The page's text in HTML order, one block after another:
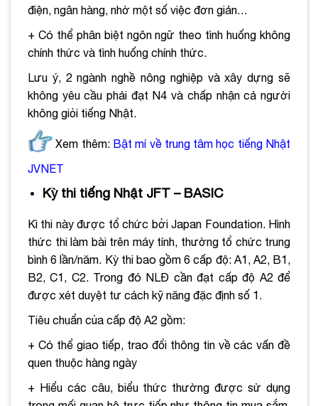
điện, ngân hàng, nhờ một số việc đơn giản…
+ Có thể phân biệt ngôn ngữ theo tình huống không
chính thức và tình huống chính thức.
Lưu ý, 2 ngành nghề nông nghiệp và xây dựng sẽ
không yêu cầu phải đạt N4 và chấp nhận cả người
không giỏi tiếng Nhật.
Xem thêm: Bật mí về trung tâm học tiếng Nhật
JVNET
Kỳ thi tiếng Nhật JFT – BASIC
Kì thi này được tổ chức bởi Japan Foundation. Hình
thức thi làm bài trên máy tính, thường tổ chức trung
bình 6 lần/năm. Kỳ thi bao gồm 6 cấp độ: A1, A2, B1,
B2, C1, C2. Trong đó NLĐ cần đạt cấp độ A2 để
được xét duyệt tư cách kỹ năng đặc định số 1.
Tiêu chuẩn của cấp độ A2 gồm:
+ Có thể giao tiếp, trao đổi thông tin về các vấn đề
quen thuộc hàng ngày
+ Hiểu các câu, biểu thức thường được sử dụng